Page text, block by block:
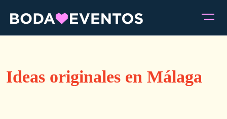
Ideas originales en Málaga